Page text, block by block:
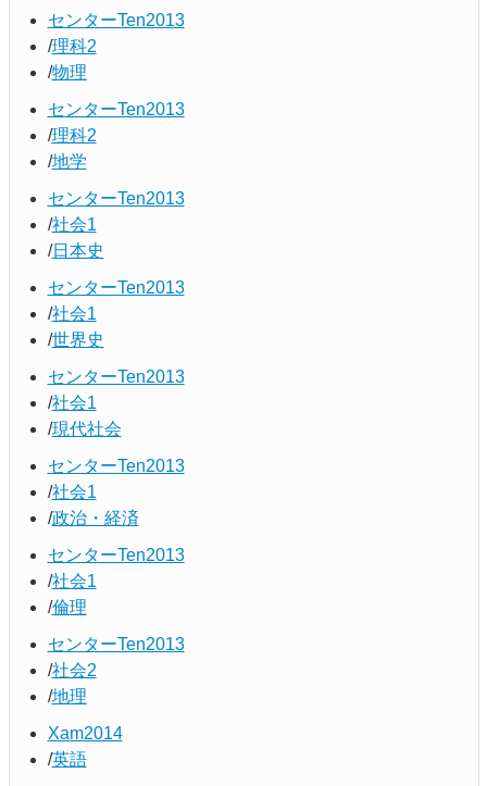
センターTen2013
理科2
物理
センターTen2013
理科2
地学
センターTen2013
社会1
日本史
センターTen2013
社会1
世界史
センターTen2013
社会1
現代社会
センターTen2013
社会1
政治・経済
センターTen2013
社会1
倫理
センターTen2013
社会2
地理
Xam2014
英語